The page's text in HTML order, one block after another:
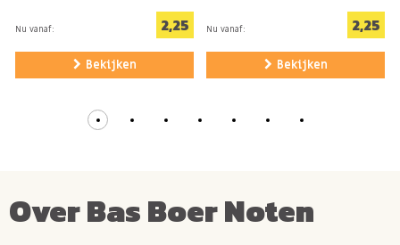
Nu vanaf: 2,25
Bekijken
Nu vanaf: 2,25
Bekijken
Over Bas Boer Noten